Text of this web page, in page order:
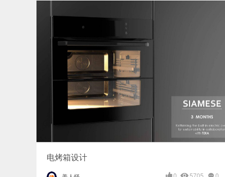
电烤箱设计
0 5705 0